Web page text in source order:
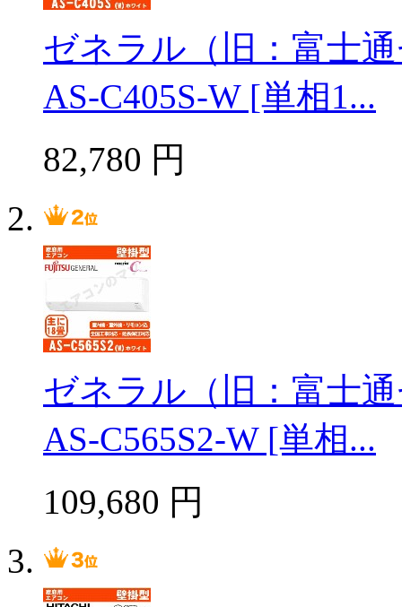
ゼネラル（旧：富士
AS-C405S-W [単相1...
82,780 円
ゼネラル（旧：富士
AS-C565S2-W [単相...
109,680 円